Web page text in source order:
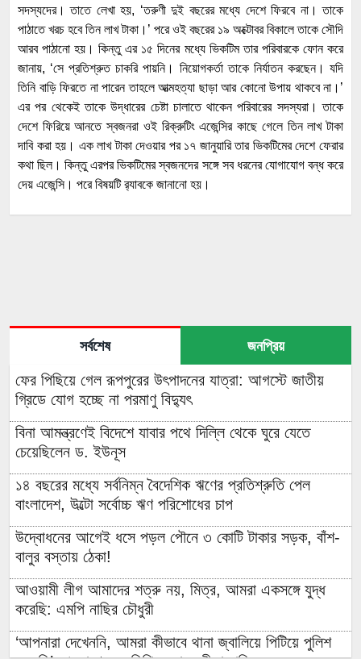
সদস্যদের। তাতে লেখা হয়, ‘তরুণী দুই বছরের মধ্যে দেশে ফিরবে না। তাকে
পাঠাতে খরচ হবে তিন লাখ টাকা।’ পরে ওই বছরের ১৯ অক্টোবর বিকালে তাকে সৌদি
আরব পাঠানো হয়। কিন্তু এর ১৫ দিনের মধ্যে ভিকটিম তার পরিবারকে ফোন করে
জানায়, ‘সে প্রতিশ্রুত চাকরি পায়নি। নিয়োগকর্তা তাকে নির্যাতন করছেন। যদি
তিনি বাড়ি ফিরতে না পারেন তাহলে আত্মহত্যা ছাড়া আর কোনো উপায় থাকবে না।’
এর পর থেকেই তাকে উদ্ধারের চেষ্টা চালাতে থাকেন পরিবারের সদস্যরা। তাকে
দেশে ফিরিয়ে আনতে স্বজনরা ওই রিক্রুটিং এজেন্সির কাছে গেলে তিন লাখ টাকা
দাবি করা হয়। এক লাখ টাকা দেওয়ার পর ১৭ জানুয়ারি তার ভিকটিমের দেশে ফেরার
কথা ছিল। কিন্তু এরপর ভিকটিমের স্বজনদের সঙ্গে সব ধরনের যোগাযোগ বন্ধ করে
দেয় এজেন্সি। পরে বিষয়টি র‌্যাবকে জানানো হয়।
সর্বশেষ জনপ্রিয়
ফের পিছিয়ে গেল রূপপুরের উৎপাদনের যাত্রা: আগস্টে জাতীয়
গ্রিডে যোগ হচ্ছে না পরমাণু বিদ্যুৎ
বিনা আমন্ত্রণেই বিদেশে যাবার পথে দিল্লি থেকে ঘুরে যেতে
চেয়েছিলেন ড. ইউনূস
১৪ বছরের মধ্যে সর্বনিম্ন বৈদেশিক ঋণের প্রতিশ্রুতি পেল
বাংলাদেশ, উল্টো সর্বোচ্চ ঋণ পরিশোধের চাপ
উদ্বোধনের আগেই ধসে পড়ল পৌনে ৩ কোটি টাকার সড়ক, বাঁশ-
বালুর বস্তায় ঠেকা!
আওয়ামী লীগ আমাদের শত্রু নয়, মিত্র, আমরা একসঙ্গে যুদ্ধ
করেছি: এমপি নাছির চৌধুরী
‘আপনারা দেখেননি, আমরা কীভাবে থানা জ্বালিয়ে পিটিয়ে পুলিশ